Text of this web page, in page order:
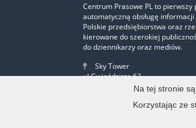
Centrum Prasowe PL to
automatyczną obsługę
Polskie przedsiębiorstwa oraz
kierowane do szerokiej
do dziennikarzy oraz mediów.
Sky Tower
ul.Gwiaździsta 62
Piętro 12, lokal nr 2Na tej stronie
Korzystając ze